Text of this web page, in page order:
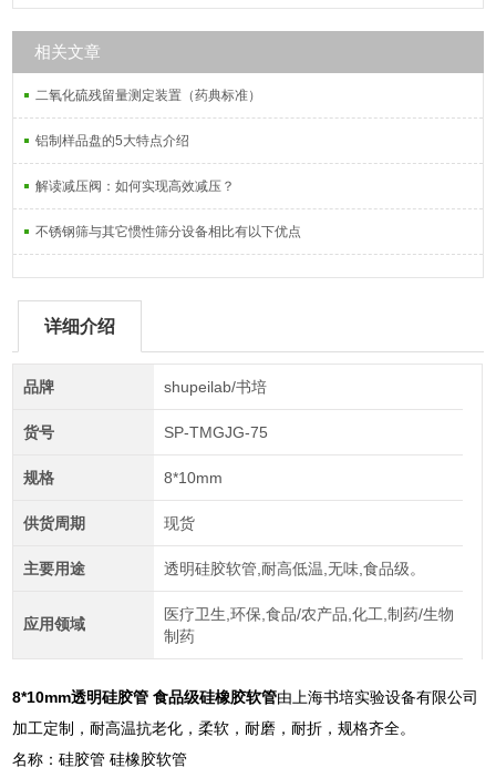
相关文章
二氧化硫残留量测定装置（药典标准）
铝制样品盘的5大特点介绍
解读减压阀：如何实现高效减压？
不锈钢筛与其它惯性筛分设备相比有以下优点
详细介绍
品牌 shupeilab/书培
货号 SP-TMGJG-75
规格 8*10mm
供货周期 现货
主要用途 透明硅胶软管,耐高低温,无味,食品级。
应用领域
医疗卫生,环保,食品/农产品,化工,制药/生物
制药
8*10mm透明硅胶管 食品级硅橡胶软管由上海书培实验设备有限公司
加工定制，耐高温抗老化，柔软，耐磨，耐折，规格齐全。
名称：硅胶管 硅橡胶软管